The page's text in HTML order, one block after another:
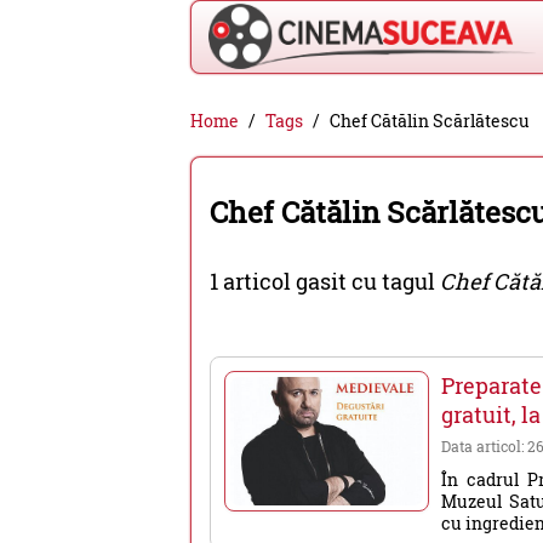
Cinema
Suceava
-
filme
cinema,
evenimente
Suceava
Home Tags Chef Cătălin Scărlătescu
Chef Cătălin
1 articol gasit cu tagul Chef
gratuit,
Data articol:
În cadrul
Muzeul
cu